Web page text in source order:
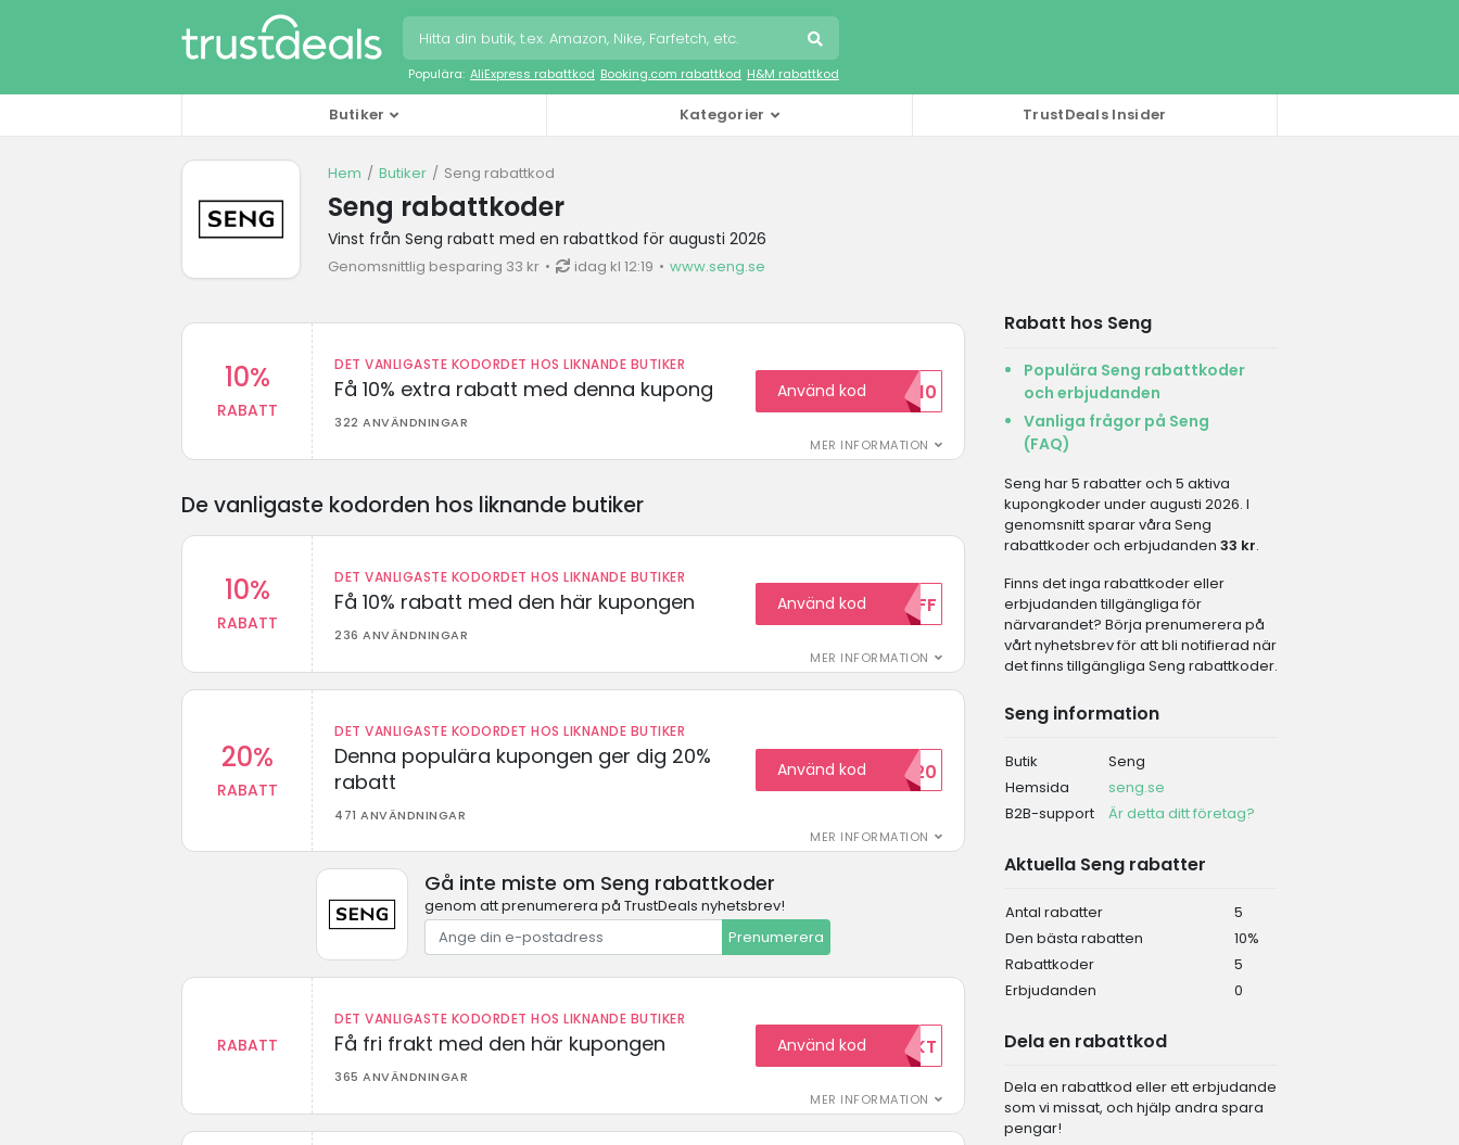
Populära: AliExpress rabattkod Booking.com rabattkod H&M rabattkod
Butiker Kategorier TrustDeals Insider
Hem Butiker Seng rabattkod
Seng rabattkoder
Vinst från Seng rabatt med en rabattkod för augusti 2026
Genomsnittlig besparing 33 kr idag kl 12:19 www.seng.se
10%
RABATT
DET VANLIGASTE KODORDET HOS LIKNANDE BUTIKER
Få 10% extra rabatt med denna kupong
322 ANVÄNDNINGAR
MER INFORMATION
Använd kod
VILKOMMEN10
De vanligaste kodorden hos liknande butiker
10%
RABATT
DET VANLIGASTE KODORDET HOS LIKNANDE BUTIKER
Få 10% rabatt med den här kupongen
236 ANVÄNDNINGAR
MER INFORMATION
Använd kod 10OFF
20%
RABATT
DET VANLIGASTE KODORDET HOS LIKNANDE BUTIKER
Denna populära kupongen ger dig 20%
rabatt
471 ANVÄNDNINGAR
MER INFORMATION
Använd kodHELLO20
Gå inte miste om Seng rabattkoder
genom att prenumerera på TrustDeals nyhetsbrev!
Prenumerera
RABATT
DET VANLIGASTE KODORDET HOS LIKNANDE BUTIKER
Få fri frakt med den här kupongen
365 ANVÄNDNINGAR
MER INFORMATION
Använd kodFRIFRAKT
Rabatt hos Seng
Populära Seng rabattkoder
och erbjudanden
Vanliga frågor på Seng
(FAQ)
Seng har 5 rabatter och 5 aktiva
kupongkoder under augusti 2026. I
genomsnitt sparar våra Seng
rabattkoder och erbjudanden 33 kr.
Finns det inga rabattkoder eller
erbjudanden tillgängliga för
närvarandet? Börja prenumerera på
vårt nyhetsbrev för att bli notifierad när
det finns tillgängliga Seng rabattkoder.
Seng information
Butik
Seng
Hemsida
seng.se
B2B-support
Är detta ditt företag?
Aktuella Seng rabatter
Antal rabatter
5
Den bästa rabatten
10%
Rabattkoder
5
Erbjudanden
0
Dela en rabattkod
Dela en rabattkod eller ett erbjudande
som vi missat, och hjälp andra spara
pengar!